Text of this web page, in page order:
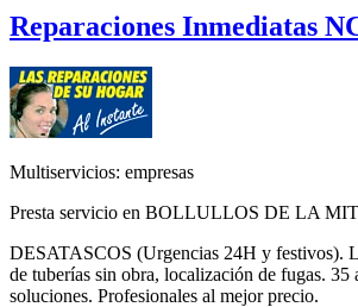
Reparaciones Inmediatas
Multiservicios: empresas
Presta servicio en BOLLULLOS DE LA
DESATASCOS (Urgencias 24H y festivos).
de tuberías sin obra, localización de fugas. 35
soluciones. Profesionales al mejor precio.